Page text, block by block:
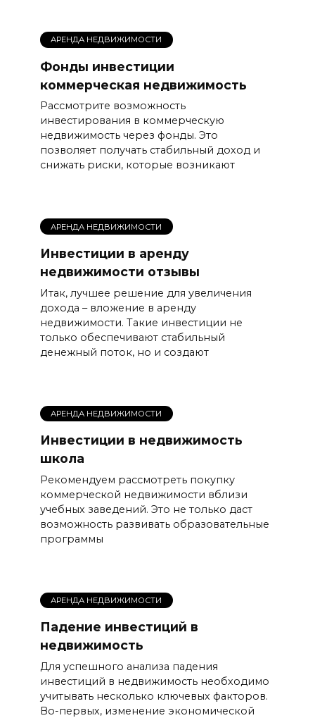
АРЕНДА НЕДВИЖИМОСТИ
Фонды инвестиции
коммерческая недвижимость
Рассмотрите возможность
инвестирования в коммерческую
недвижимость через фонды. Это
позволяет получать стабильный доход и
снижать риски, которые возникают
АРЕНДА НЕДВИЖИМОСТИ
Инвестиции в аренду
недвижимости отзывы
Итак, лучшее решение для увеличения
дохода – вложение в аренду
недвижимости. Такие инвестиции не
только обеспечивают стабильный
денежный поток, но и создают
АРЕНДА НЕДВИЖИМОСТИ
Инвестиции в недвижимость
школа
Рекомендуем рассмотреть покупку
коммерческой недвижимости вблизи
учебных заведений. Это не только даст
возможность развивать образовательные
программы
АРЕНДА НЕДВИЖИМОСТИ
Падение инвестиций в
недвижимость
Для успешного анализа падения
инвестиций в недвижимость необходимо
учитывать несколько ключевых факторов.
Во-первых, изменение экономической